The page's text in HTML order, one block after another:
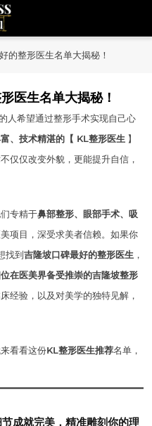
and You
的整形医生名单大揭秘！
医生名单大揭秘！
人希望通过整形手术实现自己心
、技术精湛的【 KL整形医生 】
仅仅改变外貌，更能提升自信，
们专精于鼻部整形、眼部手术、吸
项目，深受求美者信赖。如果你
找到吉隆坡口碑最好的整形医生 ，
在医美界备受推崇的吉隆坡整形
经验，以及对美学的独特见解，
看看这份KL整形医生推荐名单，
就完美，精准雕刻你的理